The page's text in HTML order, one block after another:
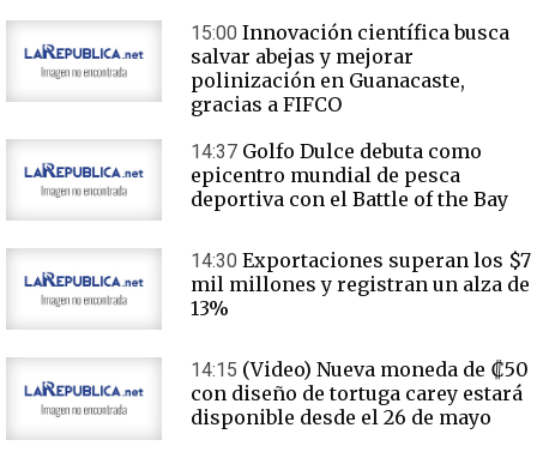
15:00 Innovación científica busca
salvar abejas y mejorar
polinización en Guanacaste,
gracias a FIFCO
14:37 Golfo Dulce debuta como
epicentro mundial de pesca
deportiva con el Battle of the Bay
14:30 Exportaciones superan los $7
mil millones y registran un alza de
13%
14:15 (Video) Nueva moneda de ₡50
con diseño de tortuga carey estará
disponible desde el 26 de mayo